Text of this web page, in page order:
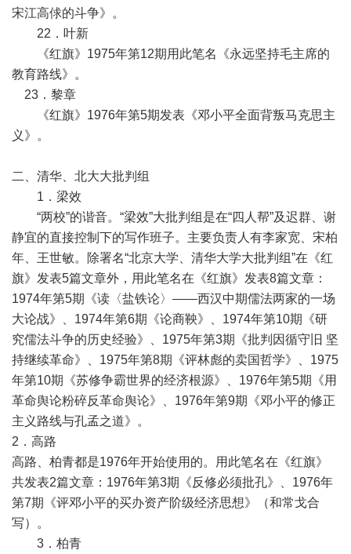
宋江高俅的斗争》。
22．叶新
《红旗》1975年第12期用此笔名《永远坚持毛主席的
教育路线》。
23．黎章
《红旗》1976年第5期发表《邓小平全面背叛马克思主
义》。
二、清华、北大大批判组
1．梁效
“两校”的谐音。“梁效”大批判组是在“四人帮”及迟群、谢
静宜的直接控制下的写作班子。主要负责人有李家宽、宋柏
年、王世敏。除署名“北京大学、清华大学大批判组”在《红
旗》发表5篇文章外，用此笔名在《红旗》发表8篇文章：
1974年第5期《读〈盐铁论〉——西汉中期儒法两家的一场
大论战》、1974年第6期《论商鞅》、1974年第10期《研
究儒法斗争的历史经验》、1975年第3期《批判因循守旧 坚
持继续革命》、1975年第8期《评林彪的卖国哲学》、1975
年第10期《苏修争霸世界的经济根源》、1976年第5期《用
革命舆论粉碎反革命舆论》、1976年第9期《邓小平的修正
主义路线与孔孟之道》。
2．高路
高路、柏青都是1976年开始使用的。用此笔名在《红旗》
共发表2篇文章：1976年第3期《反修必须批孔》、1976年
第7期《评邓小平的买办资产阶级经济思想》（和常戈合
写）。
3．柏青